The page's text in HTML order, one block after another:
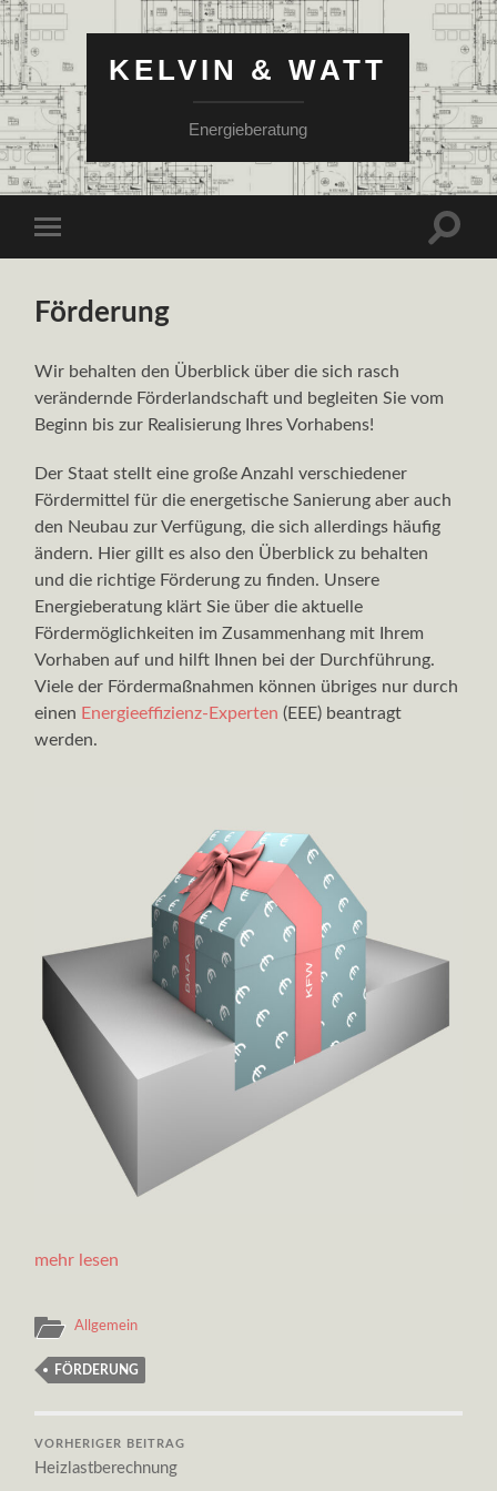
KELVIN & WATT
Energieberatung
Menü
Förderung
Wir behalten den Überblick über die sich rasch
verändernde Förderlandschaft und begleiten Sie vom
Beginn bis zur Realisierung Ihres Vorhabens!
Der Staat stellt eine große Anzahl verschiedener
Fördermittel für die energetische Sanierung aber auch
den Neubau zur Verfügung, die sich allerdings häufig
ändern. Hier gillt es also den Überblick zu behalten
und die richtige Förderung zu finden. Unsere
Energieberatung klärt Sie über die aktuelle
Fördermöglichkeiten im Zusammenhang mit Ihrem
Vorhaben auf und hilft Ihnen bei der Durchführung.
Viele der Fördermaßnahmen können übriges nur durch
einen Energieeffizienz-Experten (EEE) beantragt
werden.
mehr lesen
Allgemein
FÖRDERUNG
VORHERIGER BEITRAG
Heizlastberechnung